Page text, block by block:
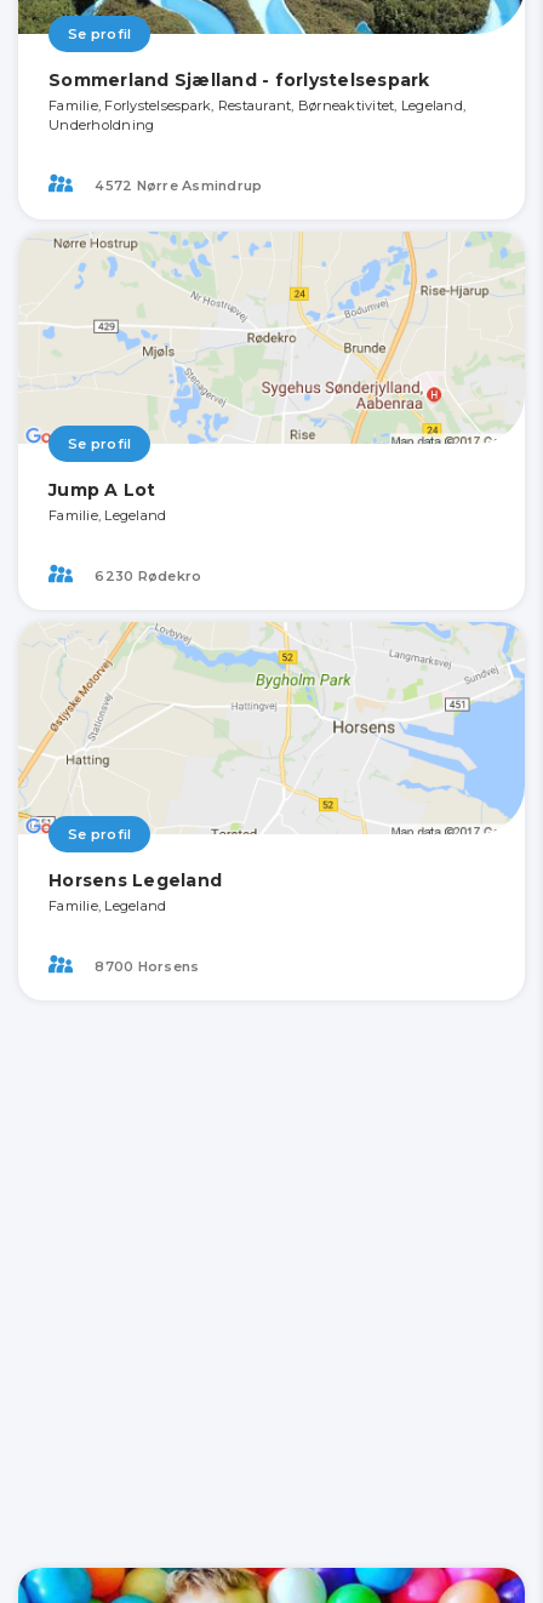
Se profil
Sommerland Sjælland - forlystelsespark
Familie, Forlystelsespark, Restaurant, Børneaktivitet, Legeland,
Underholdning
4572 Nørre Asmindrup
Se profil
Jump A Lot
Familie, Legeland
6230 Rødekro
Se profil
Horsens Legeland
Familie, Legeland
8700 Horsens